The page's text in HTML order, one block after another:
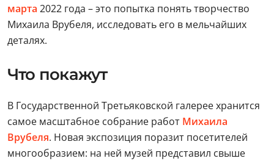
марта 2022 года – это попытка понять творчество
Михаила Врубеля, исследовать его в мельчайших
деталях.
Что покажут
В Государственной Третьяковской галерее хранится
самое масштабное собрание работ Михаила
Врубеля. Новая экспозиция поразит посетителей
многообразием: на ней музей представил свыше